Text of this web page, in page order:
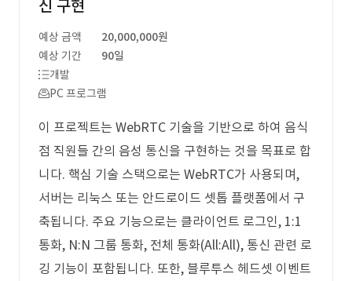
신 구현
예상 금액
20,000,000원
예상 기간
90일
개발
PC 프로그램
이 프로젝트는 WebRTC 기술을 기반으로 하여 음식
점 직원들 간의 음성 통신을 구현하는 것을 목표로 합
니다. 핵심 기술 스택으로는 WebRTC가 사용되며,
서버는 리눅스 또는 안드로이드 셋톱 플랫폼에서 구
축됩니다. 주요 기능으로는 클라이언트 로그인, 1:1
통화, N:N 그룹 통화, 전체 통화(All:All), 통신 관련 로
깅 기능이 포함됩니다. 또한, 블루투스 헤드셋 이벤트